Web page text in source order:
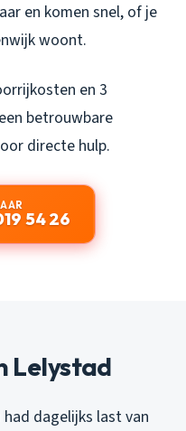
en komen snel, of je
woont.
en 3
betrouwbare
directe hulp.
54 26
Lelystad
dagelijks last van